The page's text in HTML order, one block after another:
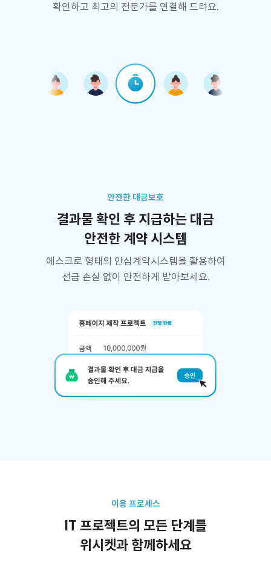
확인하고 최고의 전문가를 연결해 드려요.
안전한 대금보호
결과물 확인 후 지급하는 대금
안전한 계약 시스템
에스크로 형태의 안심계약시스템을 활용하여
선금 손실 없이 안전하게 받아보세요.
이용 프로세스
IT 프로젝트의 모든 단계를
위시켓과 함께하세요